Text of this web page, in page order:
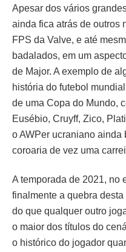
Apesar dos vários
ainda fica atrás de outros
FPS da Valve, e até
badalados, em um
de Major. A exemplo de
história do futebol
de uma Copa do Mundo,
Eusébio, Cruyff, Zico,
o AWPer ucraniano
coroaria de vez uma
A temporada de 2021, no
finalmente a quebra
do que qualquer outro
o maior dos títulos do
o histórico do jogador